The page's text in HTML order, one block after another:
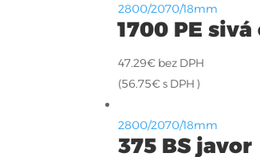
2800/2070/18mm
1700 PE
47.29€ bez DPH
(56.75€s DPH )
2800/2070/18mm
375 BS javor